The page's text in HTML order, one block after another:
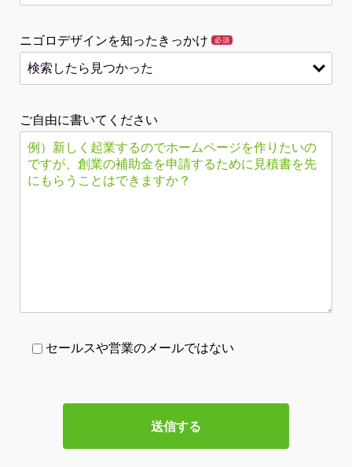
ニゴロデザインを知ったきっかけ 必須
ご自由に書いてください
セールスや営業のメールではない